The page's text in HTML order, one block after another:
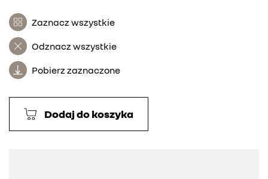
Zaznacz wszystkie
Odznacz wszystkie
Pobierz zaznaczone
Dodaj do koszyka